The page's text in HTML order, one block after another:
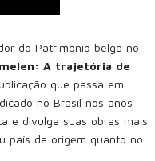
do Patrimônio belga no
A trajetória de
que passa em
no Brasil nos anos
e divulga suas obras mais
país de origem quanto no